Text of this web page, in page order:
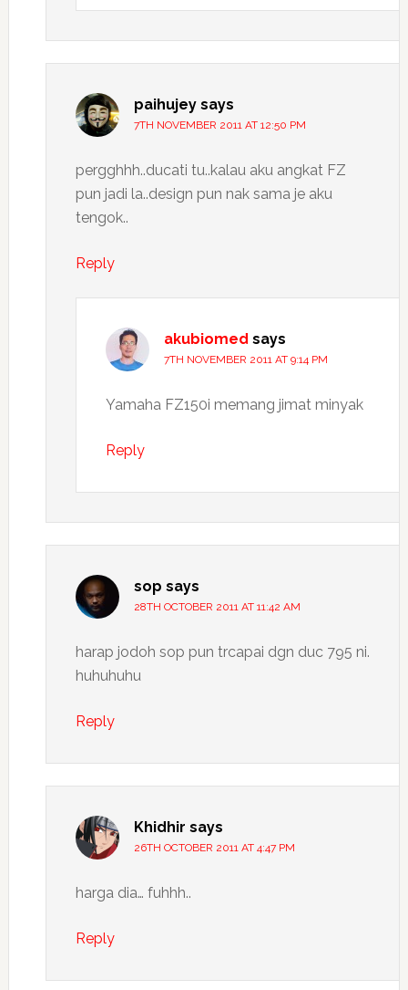
paihujey says
7TH NOVEMBER 2011 AT 12:50 PM
pergghhh..ducati tu..kalau aku angkat FZ
pun jadi la..design pun nak sama je aku
tengok..
Reply
akubiomed says
7TH NOVEMBER 2011 AT 9:14 PM
Yamaha FZ150i memang jimat minyak
Reply
sop says
28TH OCTOBER 2011 AT 11:42 AM
harap jodoh sop pun trcapai dgn duc 795 ni.
huhuhuhu
Reply
Khidhir says
26TH OCTOBER 2011 AT 4:47 PM
harga dia… fuhhh..
Reply